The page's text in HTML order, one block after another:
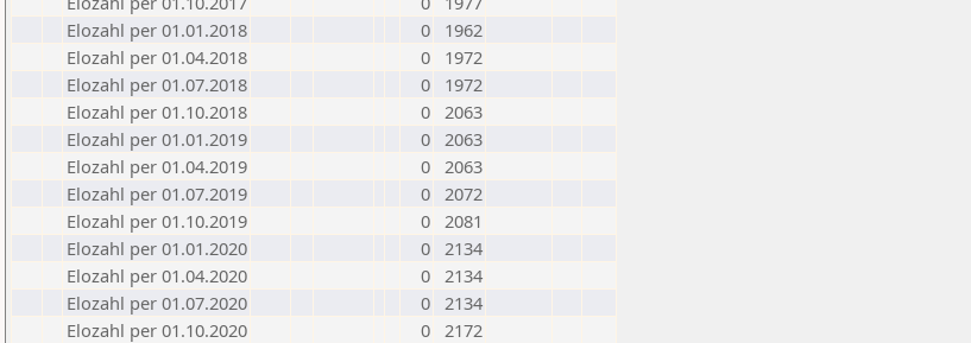
Elozahl per 01.01.2018
0
1962
Elozahl per 01.04.2018
0
1972
Elozahl per 01.07.2018
0
1972
Elozahl per 01.10.2018
0 2063
Elozahl per 01.01.2019
0 2063
Elozahl per 01.04.2019
0 2063
Elozahl per 01.07.2019
0 2072
Elozahl per 01.10.2019
0 2081
Elozahl per 01.01.2020
0 2134
Elozahl per 01.04.2020
0 2134
Elozahl per 01.07.2020
0 2134
Elozahl per 01.10.2020
0 2172